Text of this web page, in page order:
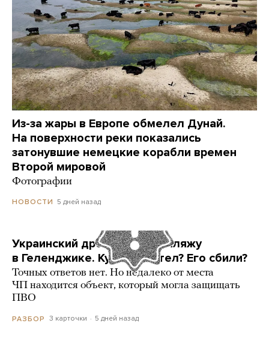
Из-за жары в Европе обмелел Дунай.
На поверхности реки показались
затонувшие немецкие корабли времен
Второй мировой
Фотографии
НОВОСТИ 5 дней назад
Украинский дрон попал по пляжу
в Геленджике. Куда он летел? Его сбили?
Точных ответов нет. Но недалеко от места
ЧП находится объект, который могла защищать
ПВО
РАЗБОР 3 карточки 5 дней назад